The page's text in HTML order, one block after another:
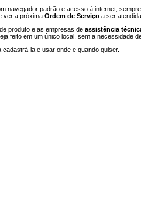
navegador padrão e acesso à internet,
ver a próximaOrdem de Serviço a ser
produto e as empresas deassistência
feito em um único local, sem a necessidade
cadastrá-la e usar onde e quando quiser.